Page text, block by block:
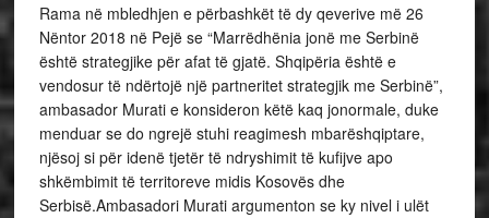
Rama në mbledhjen e përbashkët të dy qeverive më 26
Nëntor 2018 në Pejë se “Marrëdhënia jonë me Serbinë
është strategjike për afat të gjatë. Shqipëria është e
vendosur të ndërtojë një partneritet strategjik me Serbinë”,
ambasador Murati e konsideron këtë kaq jonormale, duke
menduar se do ngrejë stuhi reagimesh mbarëshqiptare,
njësoj si për idenë tjetër të ndryshimit të kufijve apo
shkëmbimit të territoreve midis Kosovës dhe
Serbisë.Ambasadori Murati argumenton se ky nivel i ulët